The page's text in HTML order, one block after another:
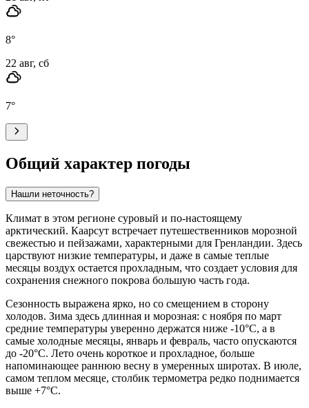
8°
22 авг, сб
7°
Общий характер погоды
Нашли неточность?
Климат в этом регионе суровый и по-настоящему
арктический. Каарсут встречает путешественников морозной
свежестью и пейзажами, характерными для Гренландии. Здесь
царствуют низкие температуры, и даже в самые теплые
месяцы воздух остается прохладным, что создает условия для
сохранения снежного покрова большую часть года.
Сезонность выражена ярко, но со смещением в сторону
холодов. Зима здесь длинная и морозная: с ноября по март
средние температуры уверенно держатся ниже -10°C, а в
самые холодные месяцы, январь и февраль, часто опускаются
до -20°C. Лето очень короткое и прохладное, больше
напоминающее раннюю весну в умеренных широтах. В июле,
самом теплом месяце, столбик термометра редко поднимается
выше +7°C.